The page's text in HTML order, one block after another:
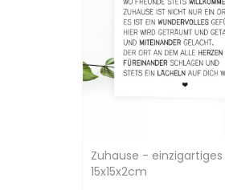
Zuhause - einzigartiges
15x15x2cm